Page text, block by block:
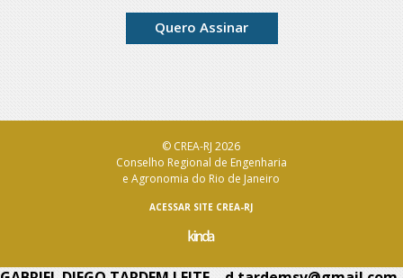
Quero Assinar
© CREA-RJ 2026
Conselho Regional de Engenharia
e Agronomia do Rio de Janeiro
ACESSAR SITE CREA-RJ